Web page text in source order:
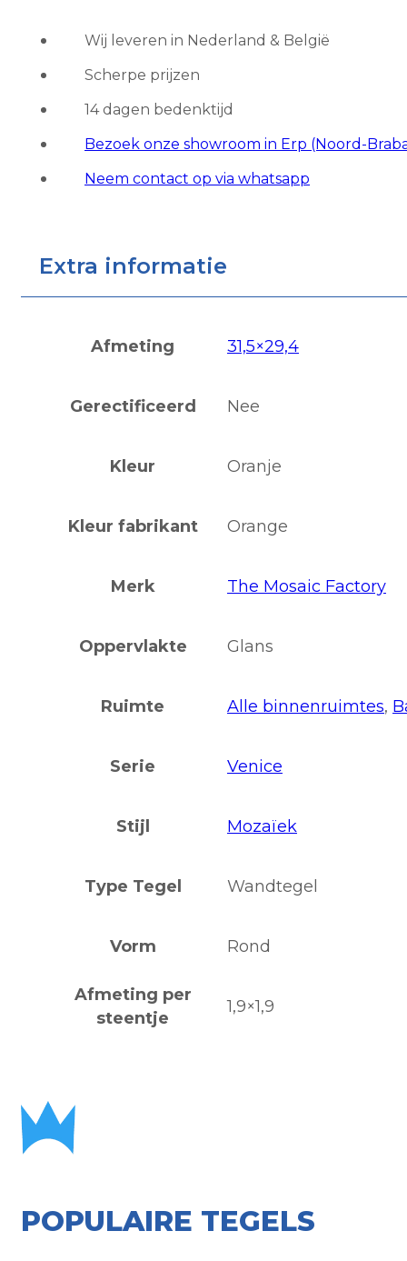
OrangeWij leveren in Nederland & België
Scherpe prijzen
14 dagen bedenktijd
Bezoek onze showroom in Erp (Noord-
Neem contact op via whatsapp
Extra informatie
Afmeting 31,5×29,4
Gerectificeerd Nee
Kleur Oranje
Kleur fabrikant Orange
Merk The Mosaic Factory
Oppervlakte Glans
Ruimte Alle binnenruimtes,
Serie Venice
Stijl Mozaïek
Type Tegel Wandtegel
Vorm Rond
Afmeting per
steentje
1,9×1,9
POPULAIRE TEGELS